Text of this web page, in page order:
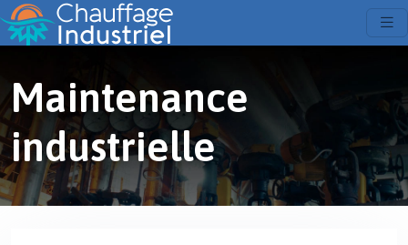
Maintenance
industrielle